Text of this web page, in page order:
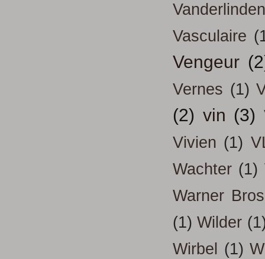
Vanderlinden
Vasculaire
Vengeur
Vernes (1)
(2) vin (3)
Vivien (1)
Wachter (1)
Warner Bros
(1) Wilder
Wirbel
(1)